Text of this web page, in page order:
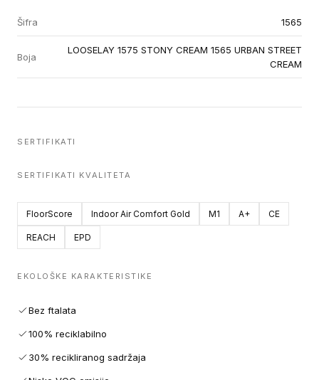
Šifra 1565
Boja
LOOSELAY 1575 STONY CREAM 1565 URBAN STREET
CREAM
SERTIFIKATI
SERTIFIKATI KVALITETA
FloorScore Indoor Air Comfort Gold M1 A+ CE
REACH EPD
EKOLOŠKE KARAKTERISTIKE
Bez ftalata
100% reciklabilno
30% recikliranog sadržaja